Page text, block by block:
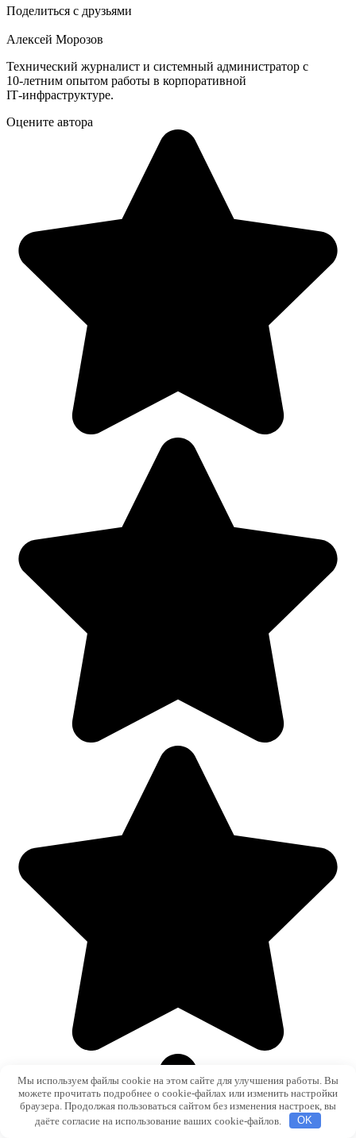
Поделиться с друзьями
Алексей Морозов
Технический журналист и системный администратор с
10‑летним опытом работы в корпоративной
IT‑инфраструктуре.
Оцените автора
Мы используем файлы cookie на этом сайте для улучшения работы. Вы
можете прочитать подробнее о cookie-файлах или изменить настройки
браузера. Продолжая пользоваться сайтом без изменения настроек, вы
даёте согласие на использование ваших cookie-файлов.
OK